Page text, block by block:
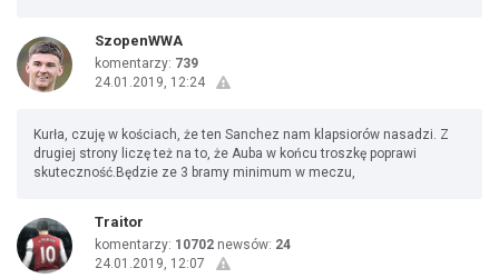
SzopenWWA
komentarzy: 739
24.01.2019, 12:24
Kurła, czuję w kościach, że ten Sanchez nam klapsiorów nasadzi. Z
drugiej strony liczę też na to, że Auba w końcu troszkę poprawi
skuteczność.Będzie ze 3 bramy minimum w meczu,
Traitor
komentarzy: 10702 newsów: 24
24.01.2019, 12:07